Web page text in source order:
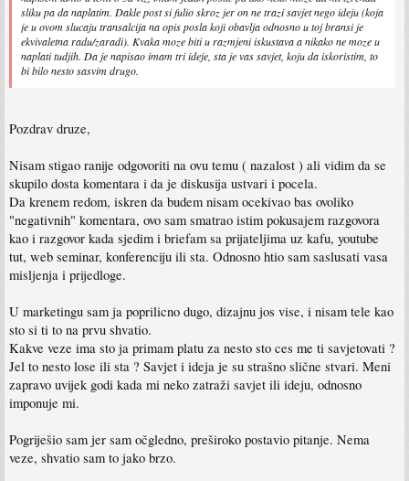
sliku pa da naplatim. Dakle post si fulio skroz jer on ne trazi savjet nego ideju (koja
je u ovom slucaju transalcija na opis posla koji obavlja odnosno u toj bransi je
ekvivaletna radu/zaradi). Kvaka moze biti u razmjeni iskustava a nikako ne moze u
naplati tudjih. Da je napisao imam tri ideje, sta je vas savjet, koju da iskoristim, to
bi bilo nesto sasvim drugo.
Pozdrav druze,
Nisam stigao ranije odgovoriti na ovu temu ( nazalost ) ali vidim da se
skupilo dosta komentara i da je diskusija ustvari i pocela.
Da krenem redom, iskren da budem nisam ocekivao bas ovoliko
"negativnih" komentara, ovo sam smatrao istim pokusajem razgovora
kao i razgovor kada sjedim i briefam sa prijateljima uz kafu, youtube
tut, web seminar, konferenciju ili sta. Odnosno htio sam saslusati vasa
misljenja i prijedloge.
U marketingu sam ja poprilicno dugo, dizajnu jos vise, i nisam tele kao
sto si ti to na prvu shvatio.
Kakve veze ima sto ja primam platu za nesto sto ces me ti savjetovati ?
Jel to nesto lose ili sta ? Savjet i ideja je su strašno slične stvari. Meni
zapravo uvijek godi kada mi neko zatraži savjet ili ideju, odnosno
imponuje mi.
Pogriješio sam jer sam očgledno, preširoko postavio pitanje. Nema
veze, shvatio sam to jako brzo.